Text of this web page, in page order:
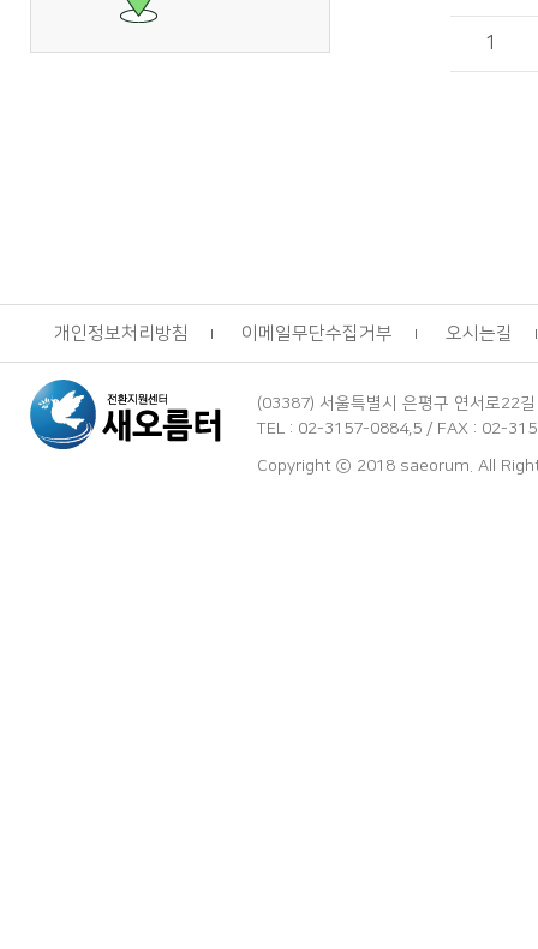
1
개인정보처리방침 이메일무단수집거부 오시는길
(03387) 서울특별시 은평구 연서로22
TEL : 02-3157-0884,5 / FAX : 02-
Copyright ⓒ 2018 saeorum. All